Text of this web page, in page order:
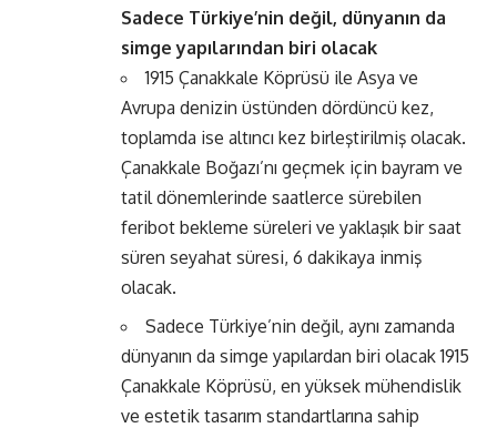
Sadece Türkiye’nin değil, dünyanın da
simge yapılarından biri olacak
1915 Çanakkale Köprüsü ile Asya ve
Avrupa denizin üstünden dördüncü kez,
toplamda ise altıncı kez birleştirilmiş olacak.
Çanakkale Boğazı’nı geçmek için bayram ve
tatil dönemlerinde saatlerce sürebilen
feribot bekleme süreleri ve yaklaşık bir saat
süren seyahat süresi, 6 dakikaya inmiş
olacak.
Sadece Türkiye’nin değil, aynı zamanda
dünyanın da simge yapılardan biri olacak 1915
Çanakkale Köprüsü, en yüksek mühendislik
ve estetik tasarım standartlarına sahip